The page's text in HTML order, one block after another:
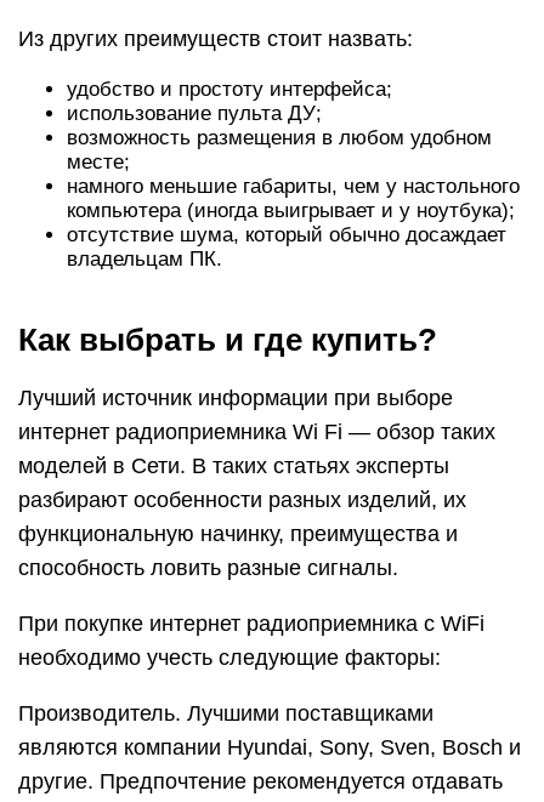
Из других преимуществ стоит назвать:
удобство и простоту интерфейса;
использование пульта ДУ;
возможность размещения в любом удобном
месте;
намного меньшие габариты, чем у настольного
компьютера (иногда выигрывает и у ноутбука);
отсутствие шума, который обычно досаждает
владельцам ПК.
Как выбрать и где купить?
Лучший источник информации при выборе
интернет радиоприемника Wi Fi — обзор таких
моделей в Сети. В таких статьях эксперты
разбирают особенности разных изделий, их
функциональную начинку, преимущества и
способность ловить разные сигналы.
При покупке интернет радиоприемника с WiFi
необходимо учесть следующие факторы:
Производитель. Лучшими поставщиками
являются компании Hyundai, Sony, Sven, Bosch и
другие. Предпочтение рекомендуется отдавать